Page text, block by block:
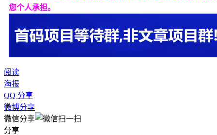
您个人承担。
阅读
海报
QQ 分享
微博分享
微信分享
分享